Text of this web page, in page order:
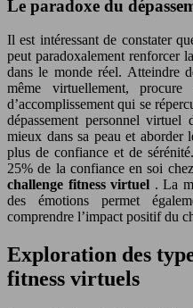
Le paradoxe du
Il est intéressant de constater
peut paradoxalement renforcer
dans le monde réel. Atteindre
même virtuellement,
d’accomplissement qui se
dépassement personnel
mieux dans sa peau et aborder
plus de confiance et de
25% de la confiance en soi
challenge fitness virtuel . La
des émotions permet
comprendre l’impact positif du
Exploration des
fitness virtuels